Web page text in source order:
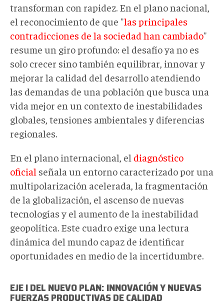
transforman con rapidez. En el plano nacional,
el reconocimiento de que "las principales
contradicciones de la sociedad han cambiado"
resume un giro profundo: el desafío ya no es
solo crecer sino también equilibrar, innovar y
mejorar la calidad del desarrollo atendiendo
las demandas de una población que busca una
vida mejor en un contexto de inestabilidades
globales, tensiones ambientales y diferencias
regionales.
En el plano internacional, el diagnóstico
oficial señala un entorno caracterizado por una
multipolarización acelerada, la fragmentación
de la globalización, el ascenso de nuevas
tecnologías y el aumento de la inestabilidad
geopolítica. Este cuadro exige una lectura
dinámica del mundo capaz de identificar
oportunidades en medio de la incertidumbre.
EJE I DEL NUEVO PLAN: INNOVACIÓN Y NUEVAS
FUERZAS PRODUCTIVAS DE CALIDAD